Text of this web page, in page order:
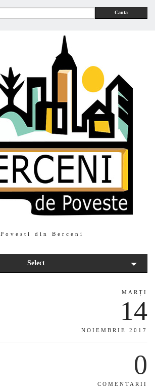
Cauta
Povesti din Berceni
Select
MARȚI
14
NOIEMBRIE 2017
0
COMENTARII